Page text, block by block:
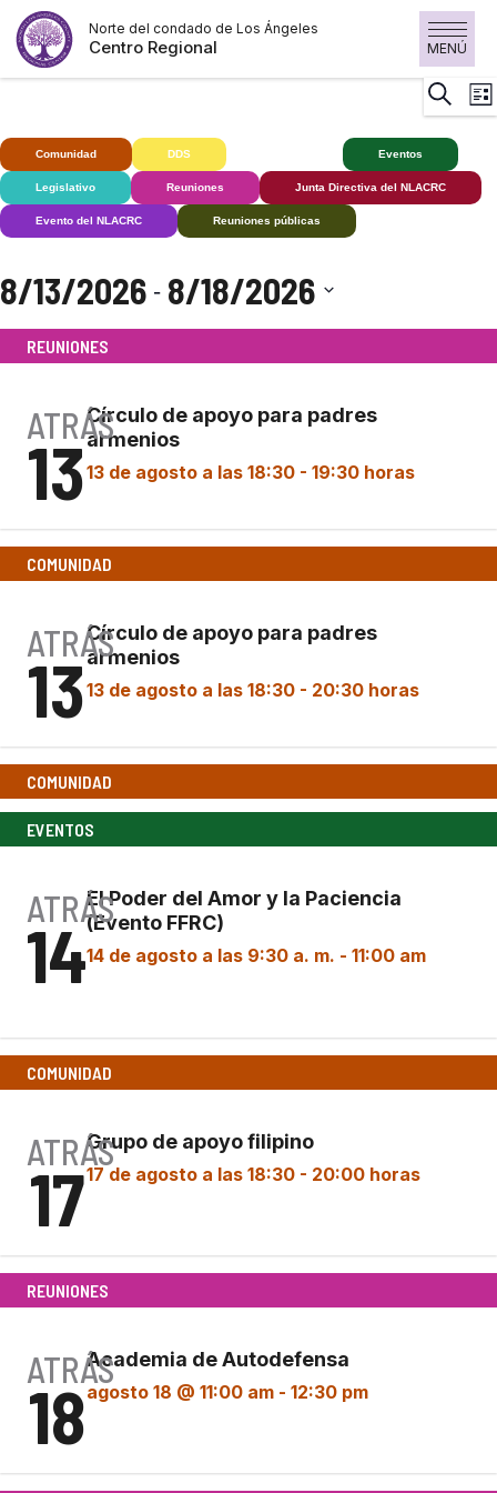
Saltar
contenido
Norte del condado de Los Ángeles
Centro Regional MENÚ
Buscar
Lista
Comunidad DDS Eventos
Legislativo Reuniones Junta Directiva del NLACRC
Evento del NLACRC Reuniones públicas
8/13/2026 - 8/18/2026
fecha.REUNIONES
ATRÁS
13
Círculo de apoyo para padres
armenios
13 de agosto a las 18:30 - 19:30 horas
COMUNIDAD
ATRÁS
13
Círculo de apoyo para padres
armenios
13 de agosto a las 18:30 - 20:30 horas
COMUNIDAD
EVENTOS
ATRÁS
14
El Poder del Amor y la Paciencia
(Evento FFRC)
14 de agosto a las 9:30 a. m. - 11:00 am
COMUNIDAD
ATRÁS
17
Grupo de apoyo filipino
17 de agosto a las 18:30 - 20:00 horas
REUNIONES
ATRÁS
18
Academia de Autodefensa
agosto 18 @ 11:00 am - 12:30 pm